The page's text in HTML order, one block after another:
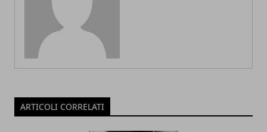
ARTICOLI CORRELATI